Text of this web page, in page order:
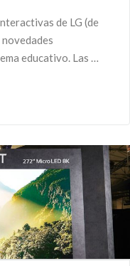
de LG (de
educativo. Las …